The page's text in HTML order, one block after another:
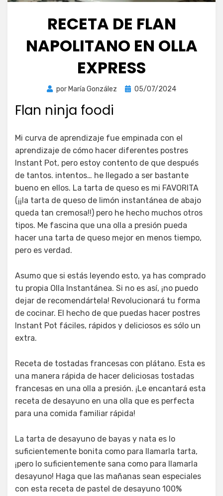
RECETA DE FLAN
NAPOLITANO EN OLLA
EXPRESS
por María González
Publicada
05/07/2024
Flan ninja foodi
Mi curva de aprendizaje fue empinada con el
aprendizaje de cómo hacer diferentes postres
Instant Pot, pero estoy contento de que después
de tantos. intentos… he llegado a ser bastante
bueno en ellos. La tarta de queso es mi FAVORITA
(¡¡la tarta de queso de limón instantánea de abajo
queda tan cremosa!!) pero he hecho muchos otros
tipos. Me fascina que una olla a presión pueda
hacer una tarta de queso mejor en menos tiempo,
pero es verdad.
Asumo que si estás leyendo esto, ya has comprado
tu propia Olla Instantánea. Si no es así, ¡no puedo
dejar de recomendártela! Revolucionará tu forma
de cocinar. El hecho de que puedas hacer postres
Instant Pot fáciles, rápidos y deliciosos es sólo un
extra.
Receta de tostadas francesas con plátano. Esta es
una manera rápida de hacer deliciosas tostadas
francesas en una olla a presión. ¡Le encantará esta
receta de desayuno en una olla que es perfecta
para una comida familiar rápida!
La tarta de desayuno de bayas y nata es lo
suficientemente bonita como para llamarla tarta,
¡pero lo suficientemente sana como para llamarla
desayuno! Haga que las mañanas sean especiales
con esta receta de pastel de desayuno 100%